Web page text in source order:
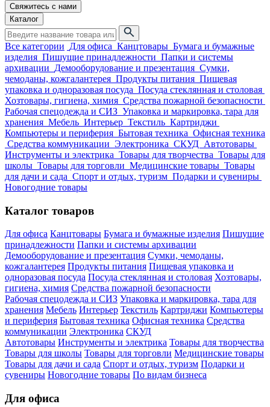
Свяжитесь с нами
Каталог
Все категории Для офиса Канцтовары Бумага и бумажные
изделия Пишущие принадлежности Папки и системы
архивации Демооборудование и презентация Сумки,
чемоданы, кожгалантерея Продукты питания Пищевая
упаковка и одноразовая посуда Посуда стеклянная и столовая
Хозтовары, гигиена, химия Средства пожарной безопасности
Рабочая спецодежда и СИЗ Упаковка и маркировка, тара для
хранения Мебель Интерьер Текстиль Картриджи
Компьютеры и периферия Бытовая техника Офисная техника
Средства коммуникации Электроника СКУД Автотовары
Инструменты и электрика Товары для творчества Товары для
школы Товары для торговли Медицинские товары Товары
для дачи и сада Спорт и отдых, туризм Подарки и сувениры
Новогодние товары
Каталог товаров
Для офиса Канцтовары Бумага и бумажные изделия Пишущие
принадлежности Папки и системы архивации
Демооборудование и презентация Сумки, чемоданы,
кожгалантерея Продукты питания Пищевая упаковка и
одноразовая посуда Посуда стеклянная и столовая Хозтовары,
гигиена, химия Средства пожарной безопасности
Рабочая спецодежда и СИЗ Упаковка и маркировка, тара для
хранения Мебель Интерьер Текстиль Картриджи Компьютеры
и периферия Бытовая техника Офисная техника Средства
коммуникации Электроника СКУД
Автотовары Инструменты и электрика Товары для творчества
Товары для школы Товары для торговли Медицинские товары
Товары для дачи и сада Спорт и отдых, туризм Подарки и
сувениры Новогодние товары По видам бизнеса
Для офиса